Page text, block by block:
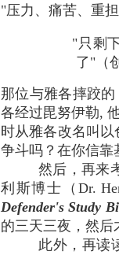
"压力、痛苦、重
"只剩
了"（
那位与雅各摔跤
各经过毘努伊勒,
时从雅各改名叫
争斗吗？在你信靠
然后，再来
利斯博士（Dr.
Defender's Study
的三天三夜，然后
此外，再读